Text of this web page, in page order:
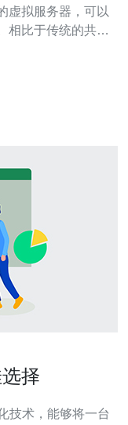
虚拟服务器，可以
相比于传统的共享
择
技术，能够将一台